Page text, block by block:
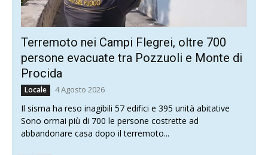
Terremoto nei Campi Flegrei, oltre 700
persone evacuate tra Pozzuoli e Monte di
Procida
Locale 4 Agosto 2026
Il sisma ha reso inagibili 57 edifici e 395 unità abitative
Sono ormai più di 700 le persone costrette ad
abbandonare casa dopo il terremoto...